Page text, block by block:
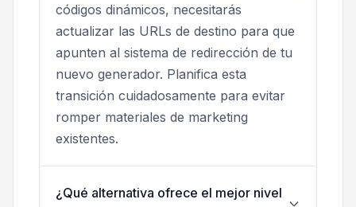
códigos dinámicos, necesitarás
actualizar las URLs de destino para que
apunten al sistema de redirección de tu
nuevo generador. Planifica esta
transición cuidadosamente para evitar
romper materiales de marketing
existentes.
¿Qué alternativa ofrece el mejor nivel